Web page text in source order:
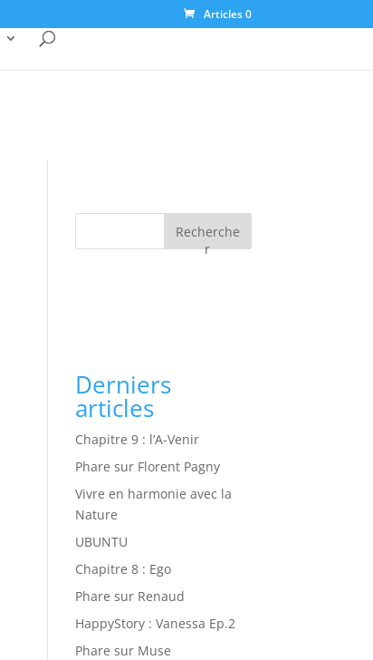
Articles 0
Recherche
r
Derniers
articles
Chapitre 9 : l’A-Venir
Phare sur Florent Pagny
Vivre en harmonie avec la
Nature
UBUNTU
Chapitre 8 : Ego
Phare sur Renaud
HappyStory : Vanessa Ep.2
Phare sur Muse